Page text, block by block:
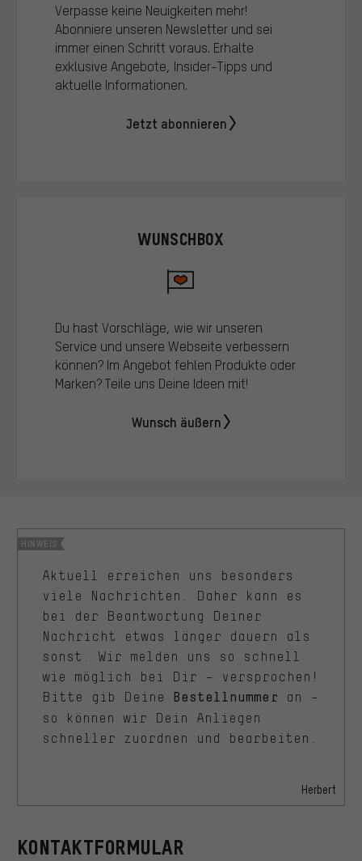
Verpasse keine Neuigkeiten mehr!
Abonniere unseren Newsletter und sei
immer einen Schritt voraus. Erhalte
exklusive Angebote, Insider-Tipps und
aktuelle Informationen.
Jetzt abonnieren
WUNSCHBOX
Du hast Vorschläge, wie wir unseren
Service und unsere Webseite verbessern
können? Im Angebot fehlen Produkte oder
Marken? Teile uns Deine Ideen mit!
Wunsch äußern
Aktuell erreichen uns besonders
viele Nachrichten. Daher kann es
bei der Beantwortung Deiner
Nachricht etwas länger dauern als
sonst. Wir melden uns so schnell
wie möglich bei Dir – versprochen!
Bitte gib Deine
Bestellnummer
an –
so können wir Dein Anliegen
schneller zuordnen und bearbeiten.
HINWEIS
Herbert
KONTAKTFORMULAR